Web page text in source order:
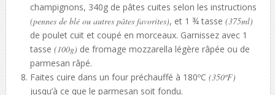
champignons, 340g de pâtes cuites selon les instructions
(pennes de blé ou autres pâtes favorites), et 1 ¾ tasse (375ml)
de poulet cuit et coupé en morceaux. Garnissez avec 1
tasse(100g) de fromage mozzarella légère râpée ou de
parmesan râpé.
Faites cuire dans un four préchauffé à 180ºC(350ºF)
jusqu’à ce que le parmesan soit fondu.